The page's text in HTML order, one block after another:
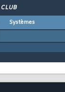
CLUB
Systèmes